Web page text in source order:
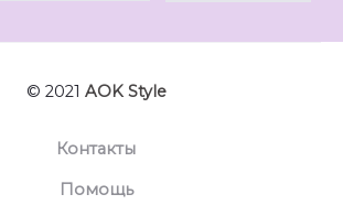
© 2021 AOK Style
Контакты
Помощь